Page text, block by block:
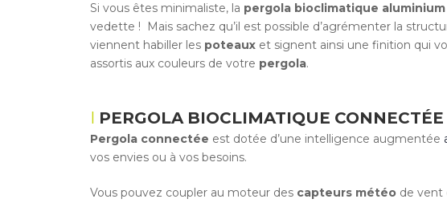
Si vous êtes minimaliste, la pergola bioclimatique aluminium
vedette ! Mais sachez qu’il est possible d’agrémenter la
viennent habiller les poteaux et signent ainsi une finition qui
assortis aux couleurs de votre pergola.
PERGOLA BIOCLIMATIQUE CONNECTÉE
Pergola connectée est dotée d’une intelligence augmentée
vos envies ou à vos besoins.
Vous pouvez coupler au moteur des capteurs météo de vent